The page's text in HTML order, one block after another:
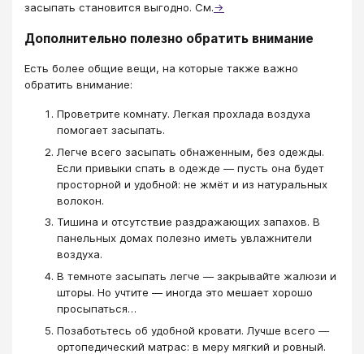
засыпать становится выгодно. См.→
Дополнительно полезно обратить внимание
Есть более общие вещи, на которые также важно
обратить внимание:
Проветрите комнату. Легкая прохлада воздуха
помогает засыпать.
Легче всего засыпать обнаженным, без одежды.
Если привыки спать в одежде — пусть она будет
просторной и удобной: не жмёт и из натуральных
волокон.
Тишина и отсутствие раздражающих запахов. В
панельных домах полезно иметь увлажнители
воздуха.
В темноте засыпать легче — закрывайте жалюзи и
шторы. Но учтите — иногда это мешает хорошо
просыпаться…
Позаботьтесь об удобной кровати. Лучше всего —
ортопедический матрас: в меру мягкий и ровный.